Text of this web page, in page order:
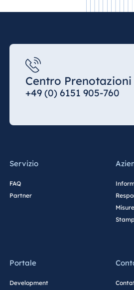
Centro Prenotazioni
+49 (0) 6151 905-760
Servizio
FAQ
Partner
Portale
Development